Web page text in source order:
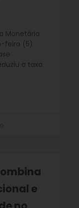
Monetária
feira (5)
a taxa
e